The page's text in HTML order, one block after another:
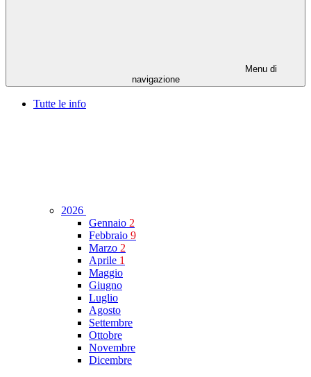
Menu di
navigazione
Tutte le info
2026
Gennaio 2
Febbraio 9
Marzo 2
Aprile 1
Maggio
Giugno
Luglio
Agosto
Settembre
Ottobre
Novembre
Dicembre